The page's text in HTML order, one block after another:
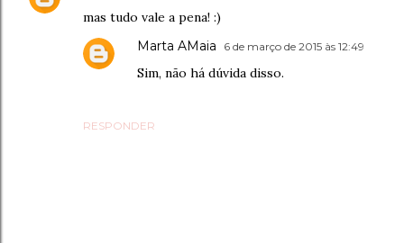
mas tudo vale a pena! :)
RESPONDER
Marta AMaia 6 de março de 2015 às 12:49
Sim, não há dúvida disso.